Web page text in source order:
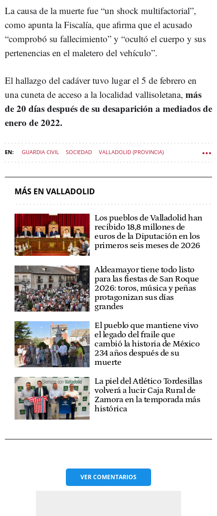
La causa de la muerte fue “un shock multifactorial”,
como apunta la Fiscalía, que afirma que el acusado
“comprobó su fallecimiento” y “ocultó el cuerpo y sus
pertenencias en el maletero del vehículo”.
El hallazgo del cadáver tuvo lugar el 5 de febrero en
una cuneta de acceso a la localidad vallisoletana, más
de 20 días después de su desaparición a mediados de
enero de 2022.
GUARDIA CIVIL SOCIEDAD VALLADOLID (PROVINCIA)
MÁS EN VALLADOLID
Los pueblos de Valladolid han
recibido 18,8 millones de
euros de la Diputación en los
primeros seis meses de 2026
Aldeamayor tiene todo listo
para las fiestas de San Roque
2026: toros, música y peñas
protagonizan sus días
grandes
El pueblo que mantiene vivo
el legado del fraile que
cambió la historia de México
234 años después de su
muerte
La piel del Atlético Tordesillas
volverá a lucir Caja Rural de
Zamora en la temporada más
histórica
VERCOMENTARIOS